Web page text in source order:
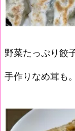
野菜たっぷり餃
手作りなめ茸も。